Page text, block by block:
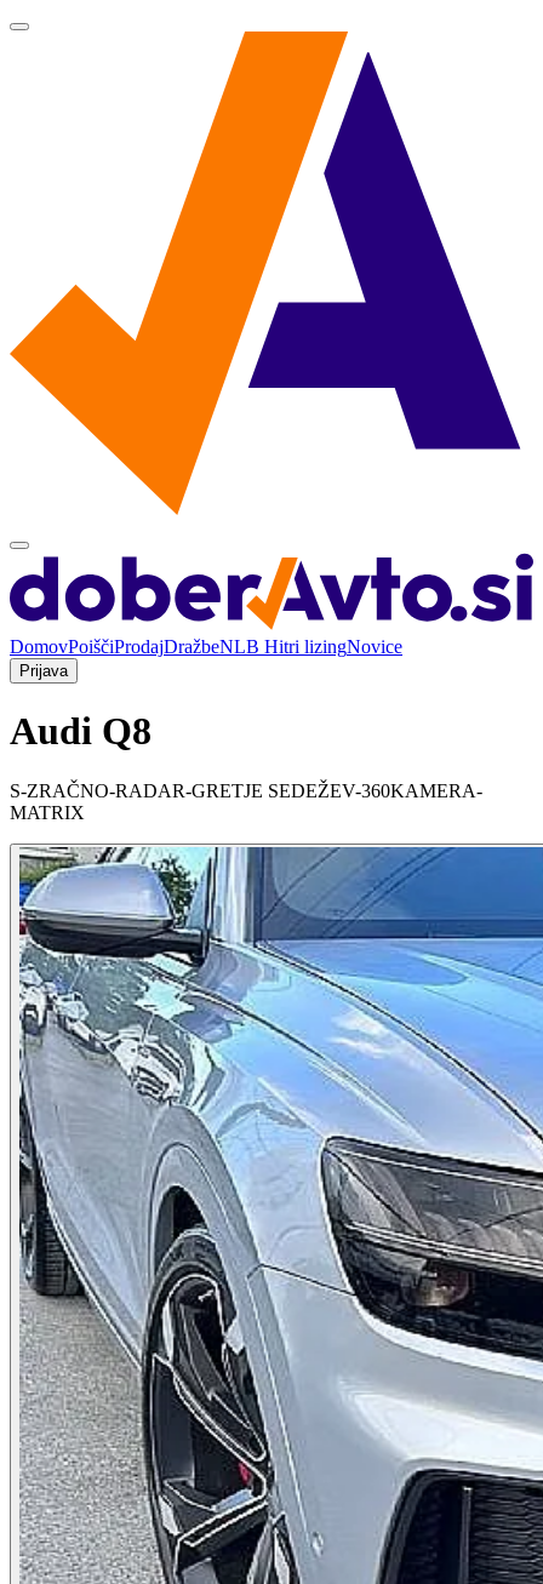
DomovPoiščiProdajDražbeNLB Hitri lizingNovice
Prijava
Audi Q8
S-ZRAČNO-RADAR-GRETJE SEDEŽEV-360KAMERA-
MATRIX